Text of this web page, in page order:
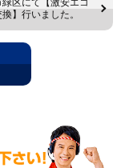
】行いました。